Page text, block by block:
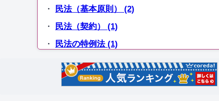
・
民法（基本原則） (2)
・
民法（契約） (1)
・
民法の特例法 (1)